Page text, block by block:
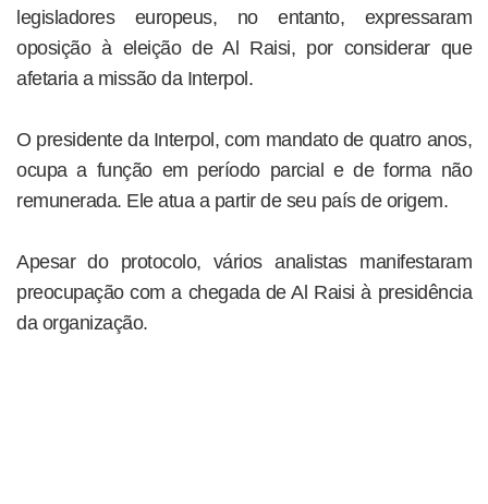
legisladores europeus, no entanto, expressaram
oposição à eleição de Al Raisi, por considerar que
afetaria a missão da Interpol.
O presidente da Interpol, com mandato de quatro anos,
ocupa a função em período parcial e de forma não
remunerada. Ele atua a partir de seu país de origem.
Apesar do protocolo, vários analistas manifestaram
preocupação com a chegada de Al Raisi à presidência
da organização.